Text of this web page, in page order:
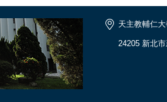
天主教輔仁
24205 新北